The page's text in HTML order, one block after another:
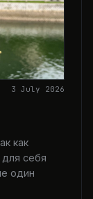
3 July 2026
как
для себя
один